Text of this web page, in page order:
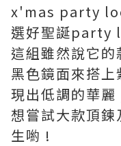
x'mas party
選好聖誕party
這組雖然說它
黑色鏡面來搭
現出低調的華
想嘗試大款頂
生喲 !